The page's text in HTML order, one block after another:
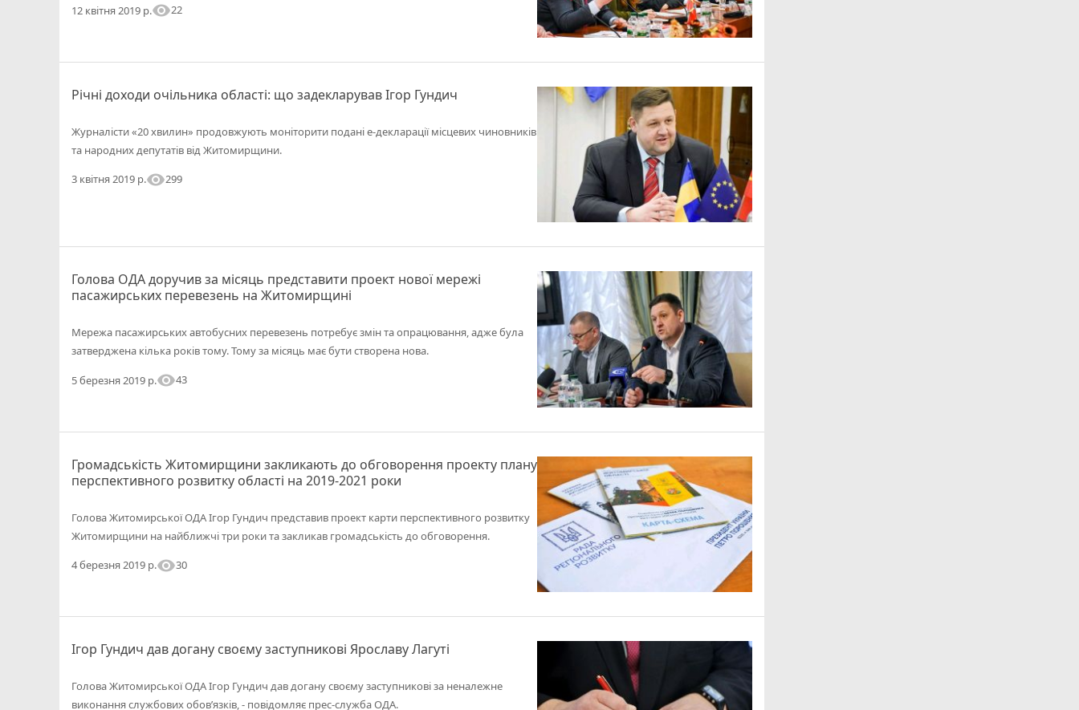
12 квітня 2019 р.visibility22
Річні доходи очільника області: що задекларував Ігор Гундич
Журналісти «20 хвилин» продовжують моніторити подані е-декларації місцевих чиновників
та народних депутатів від Житомирщини.
3 квітня 2019 р.visibility299
Голова ОДА доручив за місяць представити проект нової мережі
пасажирських перевезень на Житомирщині
Мережа пасажирських автобусних перевезень потребує змін та опрацювання, адже була
затверджена кілька років тому. Тому за місяць має бути створена нова.
5 березня 2019 р.visibility43
Громадськість Житомирщини закликають до обговорення проекту плану
перспективного розвитку області на 2019-2021 роки
Голова Житомирської ОДА Ігор Гундич представив проект карти перспективного розвитку
Житомирщини на найближчі три роки та закликав громадськість до обговорення.
4 березня 2019 р.visibility30
Ігор Гундич дав догану своєму заступникові Ярославу Лагуті
Голова Житомирської ОДА Ігор Гундич дав догану своєму заступникові за неналежне
виконання службових обов’язків, - повідомляє прес-служба ОДА.